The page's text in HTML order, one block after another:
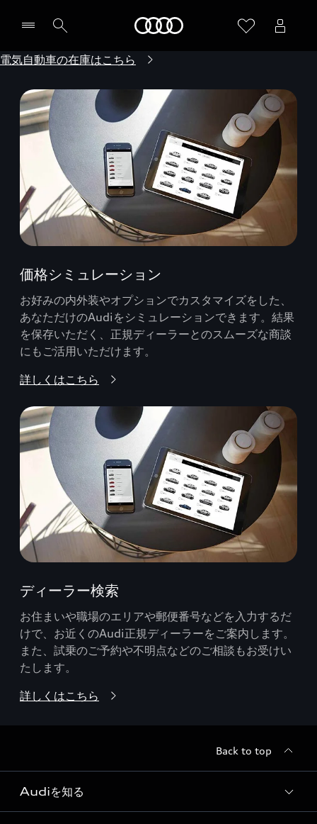
電気自動車の在庫はこちら
価格シミュレーション
お好みの内外装やオプションでカスタマイズをした、
あなただけのAudiをシミュレーションできます。結果
を保存いただく、正規ディーラーとのスムーズな商談
にもご活用いただけます。
詳しくはこちら
ディーラー検索
お住まいや職場のエリアや郵便番号などを入力するだ
けで、お近くのAudi正規ディーラーをご案内します。
また、試乗のご予約や不明点などのご相談もお受けい
たします。
詳しくはこちら
Back to top
Audiを知る